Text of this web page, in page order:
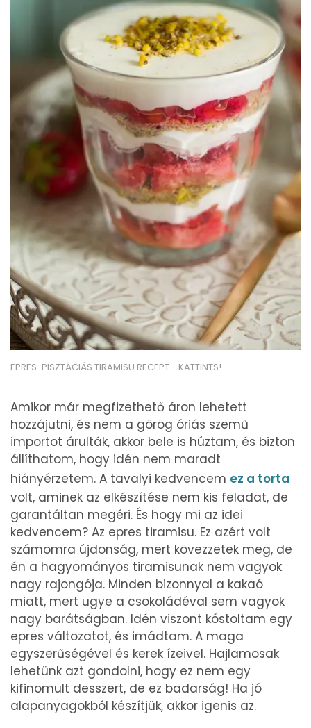
EPRES-PISZTÁCIÁS TIRAMISU RECEPT - KATTINTS!
Amikor már megfizethető áron lehetett
hozzájutni, és nem a görög óriás szemű
importot árulták, akkor bele is húztam, és bizton
állíthatom, hogy idén nem maradt
hiányérzetem. A tavalyi kedvencem ez a torta
volt, aminek az elkészítése nem kis feladat, de
garantáltan megéri. És hogy mi az idei
kedvencem? Az epres tiramisu. Ez azért volt
számomra újdonság, mert kövezzetek meg, de
én a hagyományos tiramisunak nem vagyok
nagy rajongója. Minden bizonnyal a kakaó
miatt, mert ugye a csokoládéval sem vagyok
nagy barátságban. Idén viszont kóstoltam egy
epres változatot, és imádtam. A maga
egyszerűségével és kerek ízeivel. Hajlamosak
lehetünk azt gondolni, hogy ez nem egy
kifinomult desszert, de ez badarság! Ha jó
alapanyagokból készítjük, akkor igenis az.